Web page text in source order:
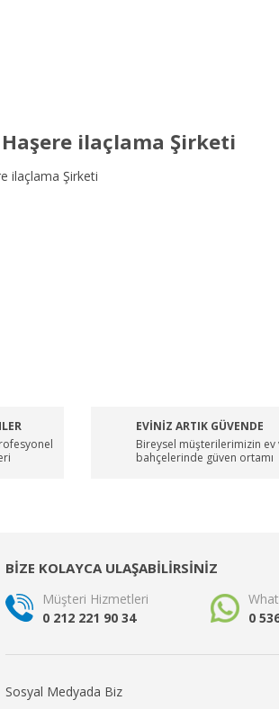
ilaçlama Şirketi
ilaçlama Şirketi
EVİNİZ ARTIK GÜVENDE
Bireysel müşterilerimizin ev
bahçelerinde güven ortamı
BİZE KOLAYCA ULAŞABİLİRSİNİZ
Müşteri Hizmetleri
0 212 221 90 34
0
Sosyal Medyada Biz